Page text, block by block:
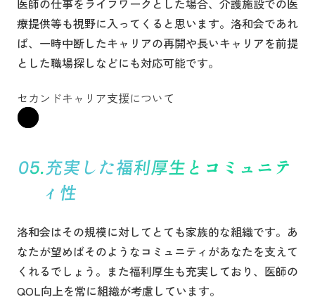
医師の仕事をライフワークとした場合、介護施設での医
療提供等も視野に入ってくると思います。洛和会であれ
ば、一時中断したキャリアの再開や長いキャリアを前提
とした職場探しなどにも対応可能です。
セカンドキャリア支援について
充実した福利厚生とコミュニテ
ィ性
洛和会はその規模に対してとても家族的な組織です。あ
なたが望めばそのようなコミュニティがあなたを支えて
くれるでしょう。また福利厚生も充実しており、医師の
QOL向上を常に組織が考慮しています。